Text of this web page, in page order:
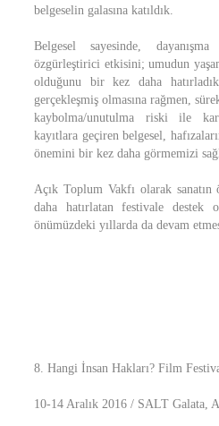
belgeselin galasına katıldık.
Belgesel sayesinde,
özgürleştirici etkisini; umudun
olduğunu bir kez daha
gerçekleşmiş olmasına rağmen,
kaybolma/unutulma riski ile
kayıtlara geçiren belgesel,
önemini bir kez daha görmemizi
Açık Toplum Vakfı olarak
daha hatırlatan festivale destek
önümüzdeki yıllarda da devam
8. Hangi İnsan Hakları? Film
10-14 Aralık 2016 / SALT Galata,